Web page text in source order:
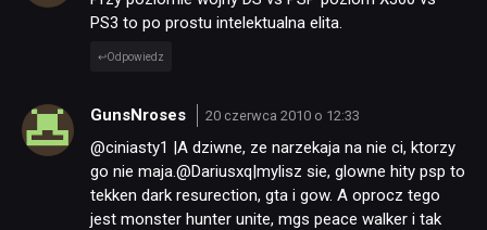
PS3 to po prostu intelektualna elita.
Odpowiedz
GunsNroses 20 czerwca 2010 o 12:33
@ciniasty1 |A dziwne, ze narzekaja na nie ci, ktorzy
go nie maja.@Dariusxq|mylisz sie, glowne hity psp to
tekken dark resurection, gta i gow. A oprocz tego
jest monster hunter unite, mgs peace walker i tak